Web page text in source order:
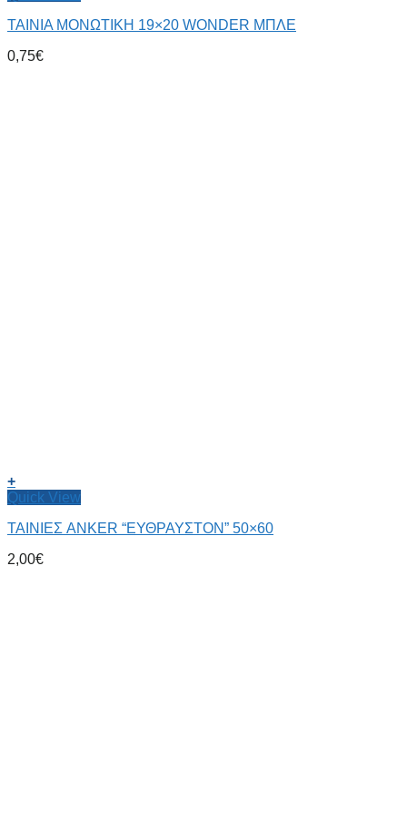
ΤΑΙΝΙΑ ΜΟΝΩΤΙΚΗ 19×20 WONDER ΜΠΛΕ
0,75€
+
Quick View
ΤΑΙΝΙΕΣ ANKER “ΕΥΘΡΑΥΣΤΟΝ” 50×60
2,00€